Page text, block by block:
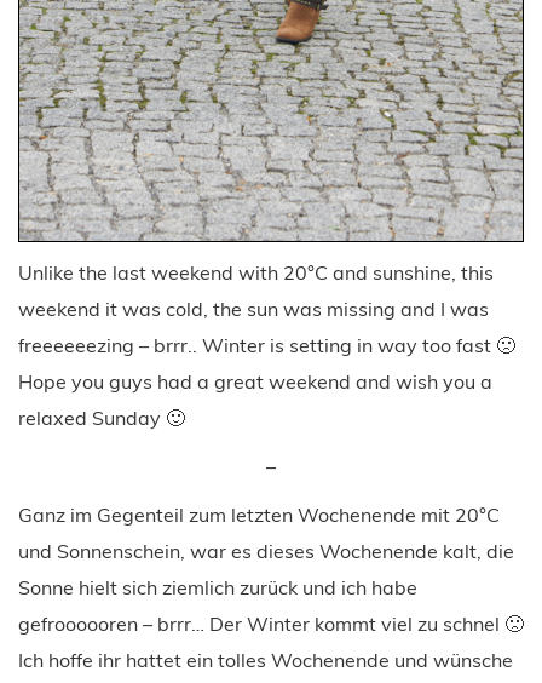
Unlike the last weekend with 20°C and sunshine, this
weekend it was cold, the sun was missing and I was
freeeeeezing – brrr.. Winter is setting in way too fast 🙁
Hope you guys had a great weekend and wish you a
relaxed Sunday 🙂
–
Ganz im Gegenteil zum letzten Wochenende mit 20°C
und Sonnenschein, war es dieses Wochenende kalt, die
Sonne hielt sich ziemlich zurück und ich habe
gefroooooren – brrr… Der Winter kommt viel zu schnel 🙁
Ich hoffe ihr hattet ein tolles Wochenende und wünsche